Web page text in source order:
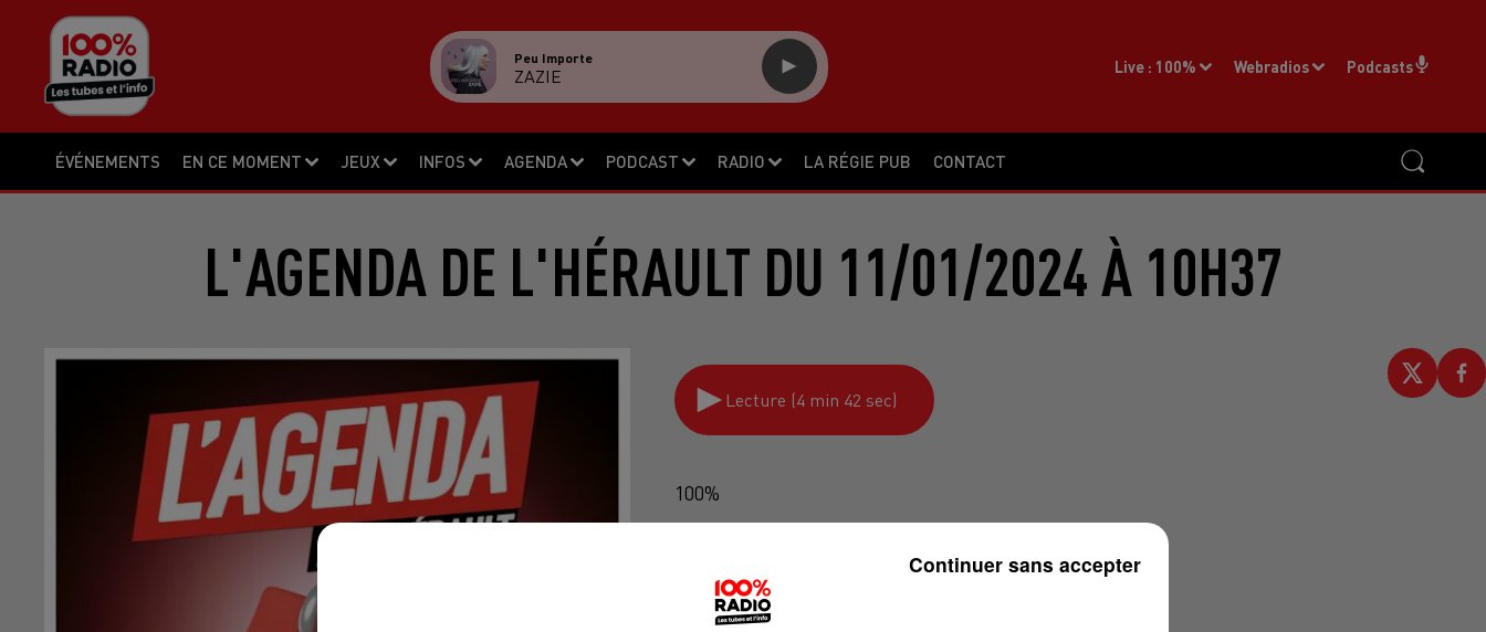
ÉVÉNEMENTS EN CE MOMENT JEUX INFOS AGENDA PODCAST RADIO LA RÉGIE PUB CONTACT
Live : 100% Webradios Podcasts
Peu Importe
ZAZIE
L'AGENDA DE L'HÉRAULT DU 11/01/2024 À 10H37
Lecture (4 min 42 sec)
100%
Continuer sans accepter